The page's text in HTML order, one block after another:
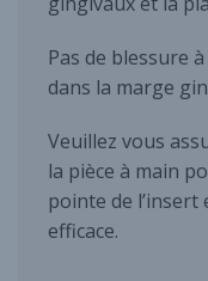
Pas de blessure
dans la marge
Veuillez vous
la pièce à main
pointe de
efficace.